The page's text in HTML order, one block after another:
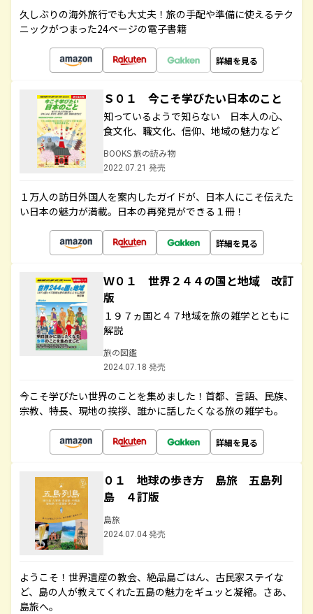
久しぶりの海外旅行でも大丈夫！旅の手配や準備に使えるテク
ニックがつまった24ページの電子書籍
詳細を見る
Ｓ０１ 今こそ学びたい日本のこと
知っているようで知らない 日本人の心、
食文化、職文化、信仰、地域の魅力など
BOOKS 旅の読み物
2022.07.21 発売
１万人の訪日外国人を案内したガイドが、日本人にこそ伝えた
い日本の魅力が満載。日本の再発見ができる１冊！
詳細を見る
Ｗ０１ 世界２４４の国と地域 改訂
版
１９７ヵ国と４７地域を旅の雑学とともに
解説
旅の図鑑
2024.07.18 発売
今こそ学びたい世界のことを集めました！首都、言語、民族、
宗教、特長、現地の挨拶、誰かに話したくなる旅の雑学も。
詳細を見る
０１ 地球の歩き方 島旅 五島列
島 ４訂版
島旅
2024.07.04 発売
ようこそ！世界遺産の教会、絶品島ごはん、古民家ステイな
ど、島の人が教えてくれた五島の魅力をギュッと凝縮。さあ、
島旅へ。